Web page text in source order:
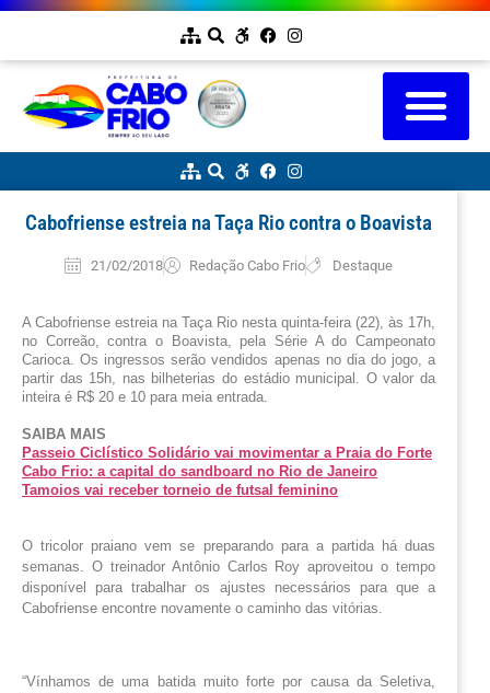
Cabofriense estreia na Taça Rio contra o Boavista
21/02/2018 Redação Cabo Frio Destaque
A Cabofriense estreia na Taça Rio nesta quinta-feira (22), às 17h,
no Correão, contra o Boavista, pela Série A do Campeonato
Carioca. Os ingressos serão vendidos apenas no dia do jogo, a
partir das 15h, nas bilheterias do estádio municipal. O valor da
inteira é R$ 20 e 10 para meia entrada.
SAIBA MAIS
Passeio Ciclístico Solidário vai movimentar a Praia do Forte
Cabo Frio: a capital do sandboard no Rio de Janeiro
Tamoios vai receber torneio de futsal feminino
O tricolor praiano vem se preparando para a partida há duas
semanas. O treinador Antônio Carlos Roy aproveitou o tempo
disponível para trabalhar os ajustes necessários para que a
Cabofriense encontre novamente o caminho das vitórias.
“Vínhamos de uma batida muito forte por causa da Seletiva,